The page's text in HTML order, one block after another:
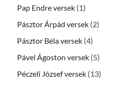
Pap Endre versek (1)
Pásztor Árpád versek (2)
Pásztor Béla versek (4)
Pável Ágoston versek (5)
Péczeli József versek (13)